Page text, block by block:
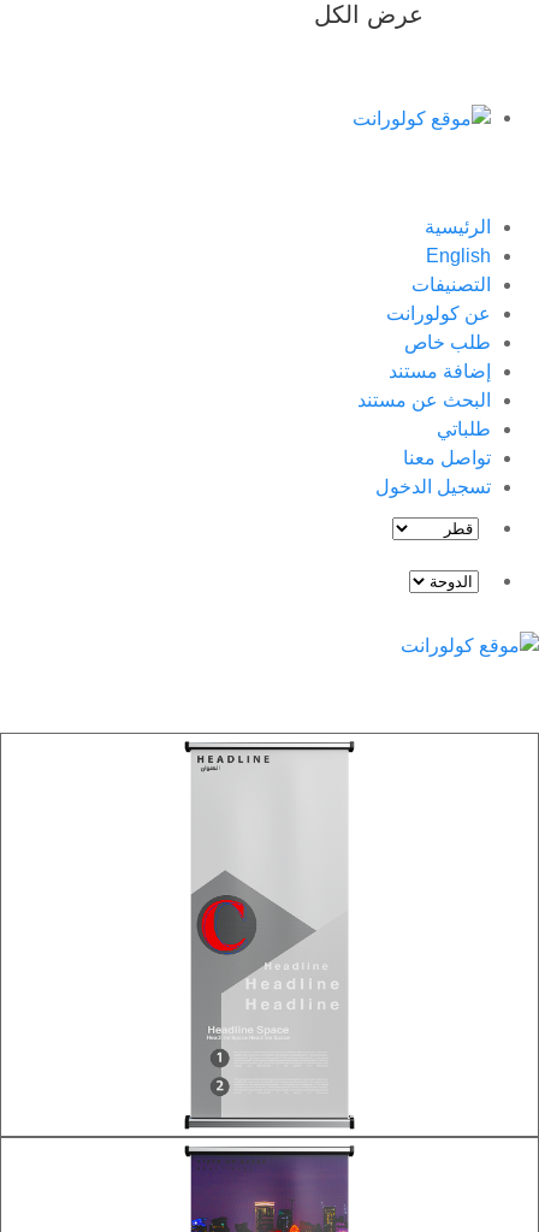
عرض الكل
الرئيسية
English
التصنيفات
عن كولورانت
طلب خاص
إضافة مستند
البحث عن مستند
طلباتي
تواصل معنا
تسجيل الدخول